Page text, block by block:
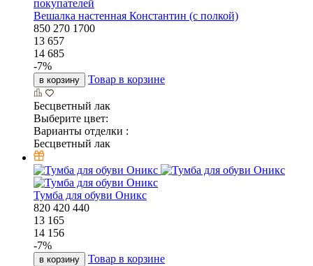
покупателей
Вешалка настенная Константин (с полкой)
850 270 1700
13 657
14 685
-7%
в корзину Товар в корзине
Бесцветный лак
Выберите цвет:
Варианты отделки :
Бесцветный лак
Тумба для обуви Оникс
820 420 440
13 165
14 156
-7%
в корзину Товар в корзине